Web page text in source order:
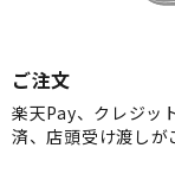
ご注文
楽天Pay、クレジッ
済、店頭受け渡しが